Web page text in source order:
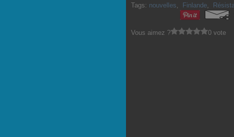
Tags: nouvelles, Finlande,
Vous aimez ? 0 vote